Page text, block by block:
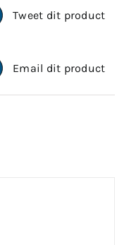
Tweet dit product
Email dit product